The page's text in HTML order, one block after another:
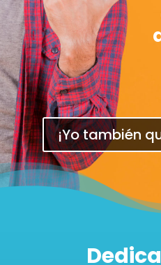
¡Yo también